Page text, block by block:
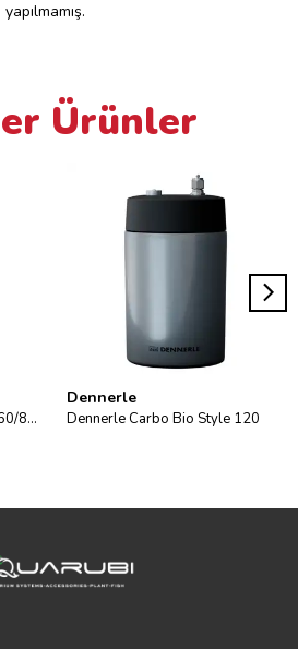
Ürünler
Dennerle Carbo Bio Depot 60/80 2x
Dennerle
Dennerle Carbo Bio Style 120